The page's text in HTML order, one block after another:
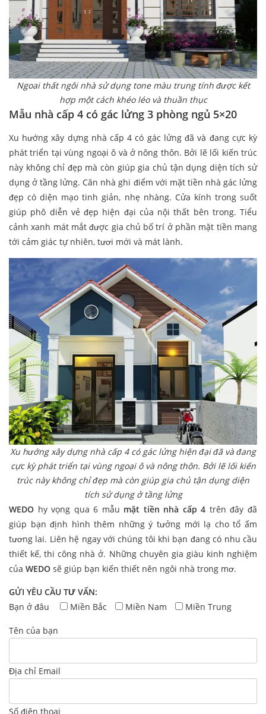
Ngoai thất ngôi nhà sử dụng tone màu trung tính được kết
hợp một cách khéo léo và thuần thục
Mẫu nhà cấp 4 có gác lửng 3 phòng ngủ 5×20
Xu hướng xây dựng nhà cấp 4 có gác lửng đã và đang cực kỳ
phát triển tại vùng ngoại ô và ở nông thôn. Bởi lẽ lối kiến trúc
này không chỉ đẹp mà còn giúp gia chủ tận dụng diện tích sử
dụng ở tầng lửng. Căn nhà ghi điểm với mặt tiền nhà gác lửng
đẹp có diện mạo tinh giản, nhẹ nhàng. Cửa kính trong suốt
giúp phô diễn vẻ đẹp hiện đại của nội thất bên trong. Tiểu
cảnh xanh mát mắt được gia chủ bố trí ở phần mặt tiền mang
tới cảm giác tự nhiên, tươi mới và mát lành.
Xu hướng xây dựng nhà cấp 4 có gác lửng hiện đại đã và đang
cực kỳ phát triển tại vùng ngoại ô và nông thôn. Bởi lẽ lối kiến
trúc này không chỉ đẹp mà còn giúp gia chủ tận dụng diện
tích sử dụng ở tầng lửng
WEDO hy vọng qua 6 mẫu mặt tiền nhà cấp 4 trên đây đã
giúp bạn định hình thêm những ý tưởng mới lạ cho tổ ấm
tương lai. Liên hệ ngay với chúng tôi khi bạn đang có nhu cầu
thiết kế, thi công nhà ở. Những chuyên gia giàu kinh nghiệm
của WEDO sẽ giúp bạn kiến thiết nên ngôi nhà trong mơ.
GỬI YÊU CẦU TƯ VẤN:
Bạn ở đâu
Miền Bắc Miền Nam Miền Trung
Tên của bạn
Địa chỉ Email
Số điện thoại